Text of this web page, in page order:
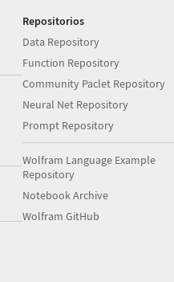
Repositorios
Data Repository
Function Repository
Community Paclet Repository
Neural Net Repository
Prompt Repository
Wolfram Language Example
Repository
Notebook Archive
Wolfram GitHub